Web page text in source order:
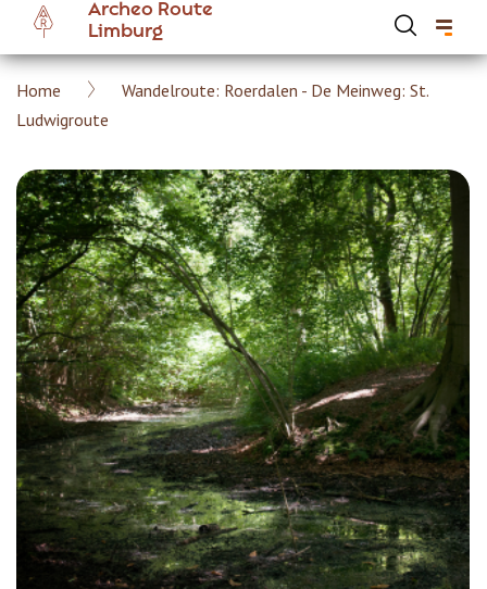
Overslaan
naar
inhoud
Archeo Route
Limburg
Kruimelpad
Home
Wandelroute: Roerdalen - De Meinweg: St.
Ludwigroute